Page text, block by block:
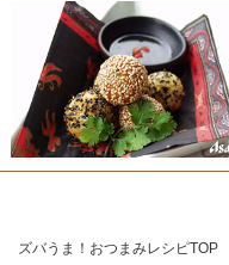
ズバうま！おつまみレシピTOP